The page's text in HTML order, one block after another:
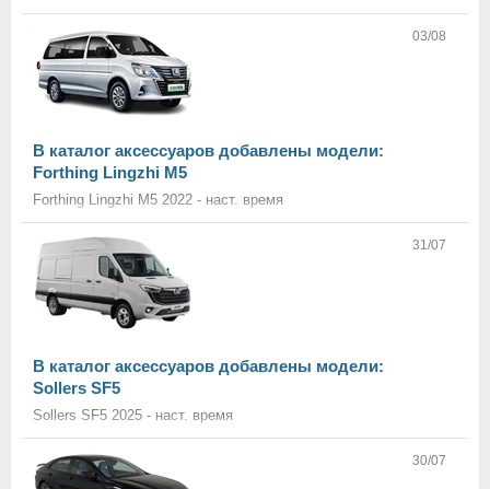
03/08
В каталог аксессуаров добавлены модели:
Forthing Lingzhi M5
Forthing Lingzhi M5 2022 - наст. время
31/07
В каталог аксессуаров добавлены модели:
Sollers SF5
Sollers SF5 2025 - наст. время
30/07